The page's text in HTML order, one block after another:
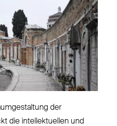
der
die intellektuellen und